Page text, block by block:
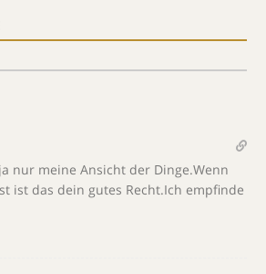
nur meine Ansicht der Dinge.Wenn
ist das dein gutes Recht.Ich empfinde